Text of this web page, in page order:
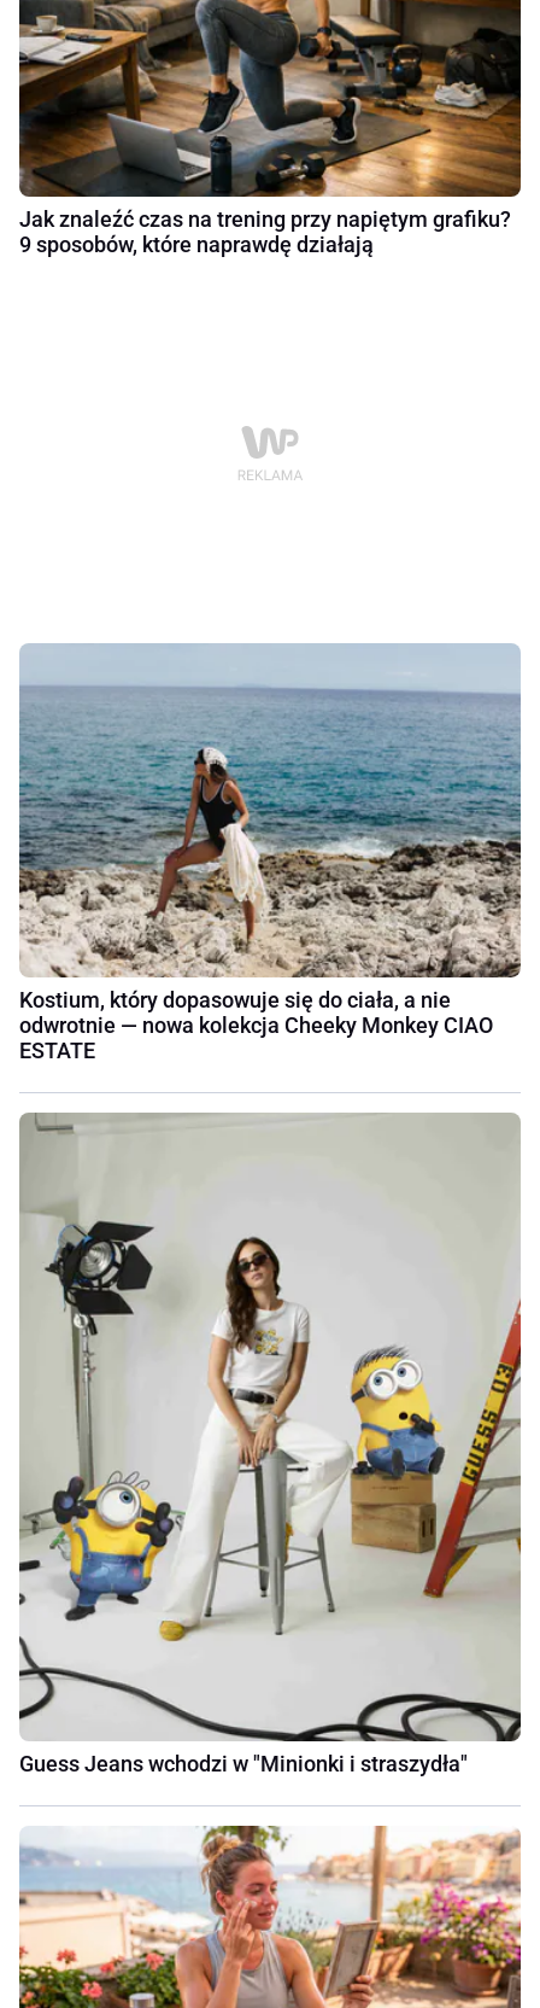
Jak znaleźć czas na trening przy napiętym grafiku?
9 sposobów, które naprawdę działają
Kostium, który dopasowuje się do ciała, a nie
odwrotnie — nowa kolekcja Cheeky Monkey CIAO
ESTATE
Guess Jeans wchodzi w "Minionki i straszydła"